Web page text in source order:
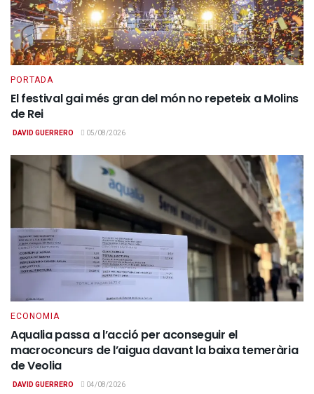
PORTADA
El festival gai més gran del món no repeteix a Molins
de Rei
DAVID GUERRERO 05/08/2026
ECONOMIA
Aqualia passa a l’acció per aconseguir el
macroconcurs de l’aigua davant la baixa temerària
de Veolia
DAVID GUERRERO 04/08/2026